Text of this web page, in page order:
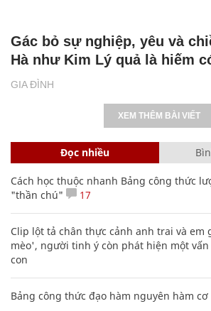
GIA ĐÌNH
Gác bỏ sự nghiệp, yêu và
Hà như Kim Lý quả là hiếm
XEM THÊM BÀI VIẾT
Đọc nhiều
Cách học thuộc nhanh Bảng công thức
"thần chú"
17
Clip lột tả chân thực cảnh anh trai và em
mèo', người tinh ý còn phát hiện một
con
Bảng công thức đạo hàm nguyên hàm